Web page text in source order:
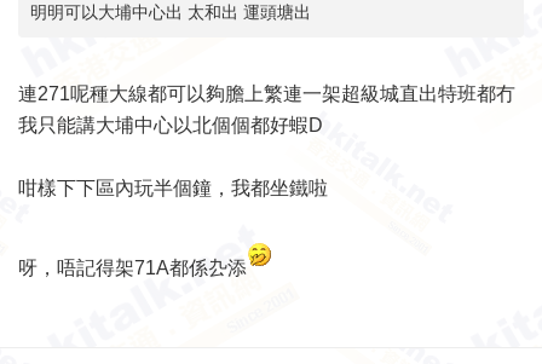
明明可以大埔中心出 太和出 運頭塘出
連271呢種大線都可以夠膽上繁連一架超級城直出特班都冇
我只能講大埔中心以北個個都好蝦D
咁樣下下區內玩半個鐘，我都坐鐵啦
呀，唔記得架71A都係厹添